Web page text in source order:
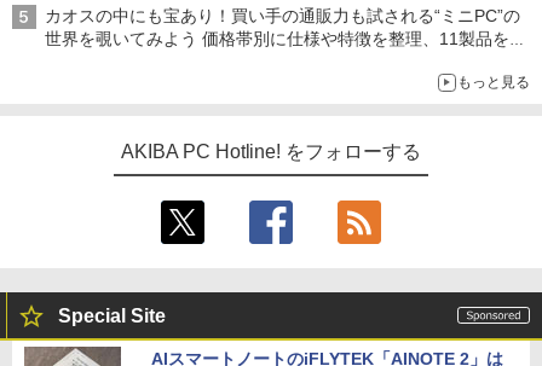
カオスの中にも宝あり！買い手の通販力も試される“ミニPC”の
世界を覗いてみよう 価格帯別に仕様や特徴を整理、11製品をピ
もっと見る
AKIBA PC Hotline! をフォローする
Special Site
AIスマートノートのiFLYTEK「AINOTE 2」は